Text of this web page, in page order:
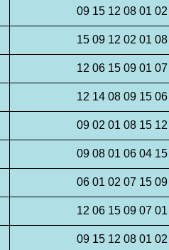
09 15 12 08 01
15 09 12 02 01
12 06 15 09 01
12 14 08 09 15
09 02 01 08 15
09 08 01 06 04
06 01 02 07 15
12 06 15 09 07
09 15 12 08 01